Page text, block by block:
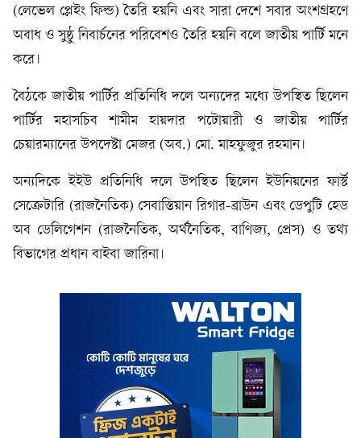
(লেভেল প্লেইং ফিল্ড) তৈরি হয়নি এবং সারা দেশে সবার অংশগ্রহণে
অবাধ ও সুষ্ঠু নিবার্চনের পরিবেশও তৈরি হয়নি বলে জাতীয় পার্টি মনে
করে।
বৈঠকে জাতীয় পার্টির প্রতিনিধি দলে অন্যদের মধ্যে উপস্থিত ছিলেন
পার্টির মহাসচিব শামীম হায়দার পটোয়ারী ও জাতীয় পার্টির
চেয়ারম্যানের উপদেষ্টা মেজর (অব.) মো. মাহফুজুর রহমান।
অন্যদিকে ইইউ প্রতিনিধি দলে উপস্থিত ছিলেন ইউনিয়নের ফার্স্ট
সেক্রেটারি (রাজনৈতিক) সেবাস্তিয়ান রিগার-ব্রাউন এবং ডেপুটি হেড
অব ডেলিগেশন (রাজনৈতিক, অর্থনৈতিক, বাণিজ্য, প্রেস) ও তথ্য
বিভাগের প্রধান বাইবা জারিনা।